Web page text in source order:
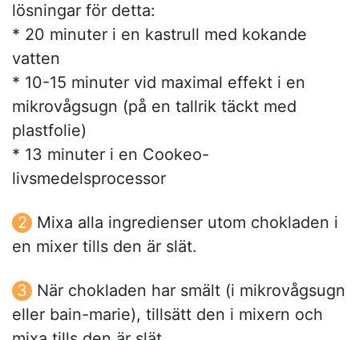
lösningar för detta:
* 20 minuter i en kastrull med kokande
vatten
* 10-15 minuter vid maximal effekt i en
mikrovågsugn (på en tallrik täckt med
plastfolie)
* 13 minuter i en Cookeo-
livsmedelsprocessor
Mixa alla ingredienser utom chokladen i
en mixer tills den är slät.
När chokladen har smält (i mikrovågsugn
eller bain-marie), tillsätt den i mixern och